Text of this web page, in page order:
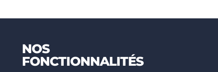
NOS
FONCTIONNALITÉS